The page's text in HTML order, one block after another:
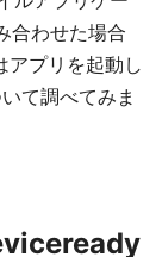
合わせた場合
アプリを起動し
て調べてみま